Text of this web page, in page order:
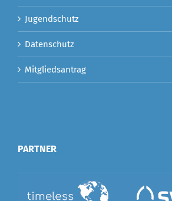
Jugendschutz
Datenschutz
Mitgliedsantrag
PARTNER